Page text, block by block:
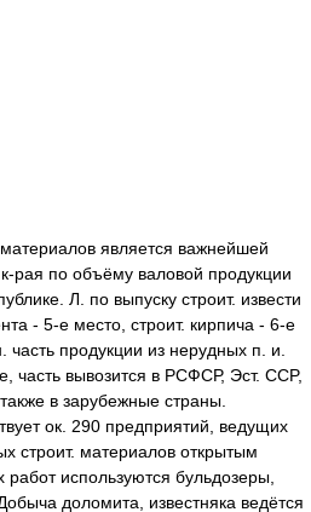
является важнейшей
рая по объёму валовой продукции
Л. по выпуску строит. извести
- 5-e место, строит. кирпича - 6-e
продукции из нерудных п. и.
часть вывозится в РСФСР, Эст. CCP,
также в зарубежные страны.
ок. 290 предприятий, ведущих
строит. материалов открытым
используются бульдозеры,
доломита, известняка ведётся